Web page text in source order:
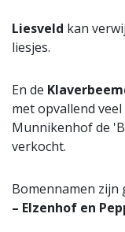
Liesveld kan
liesjes.
En de
met opvallend
Munnikenhof de
verkocht.
Bomennamen
– Elzenhof en